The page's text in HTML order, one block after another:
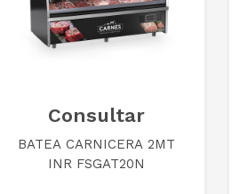
Consultar
BATEA CARNICERA 2MT
INR FSGAT20N